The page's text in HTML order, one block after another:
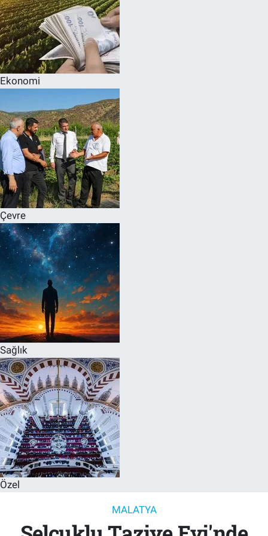
Ekonomi
Çevre
Sağlık
Özel
MALATYA